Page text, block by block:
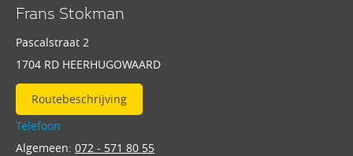
Frans Stokman
Pascalstraat 2
1704 RD HEERHUGOWAARD
Routebeschrijving
Telefoon
Algemeen: 072 - 571 80 55